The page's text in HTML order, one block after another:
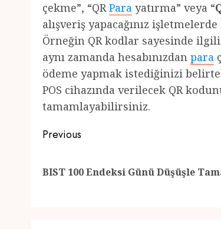
çekme”, “QRPara yatırma” veya “
alışveriş yapacağınız
Örneğin QR kodlar sayesinde ilgili
aynı zamanda hesabınızdan para
ödeme yapmak istediğinizi
POS cihazında verilecek QR
tamamlayabilirsiniz.
Post
Previous
BIST 100 Endeksi Günü Düşüşle